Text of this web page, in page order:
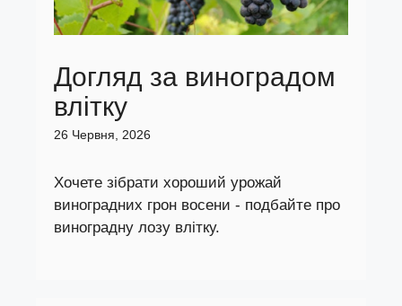
Догляд за виноградом
влітку
26 Червня, 2026
Хочете зібрати хороший урожай
виноградних грон восени - подбайте про
виноградну лозу влітку.